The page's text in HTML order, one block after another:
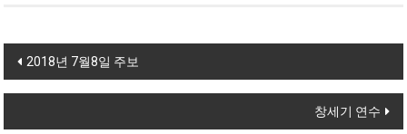
Post navigation
2018년 7월8일 주보
창세기 연수